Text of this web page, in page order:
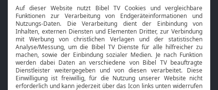
Neuigkeiten
Smart TV
HbbTV
Bibelthek Online-Bibel
Nächster Gottesdienst
Bibel TV Service